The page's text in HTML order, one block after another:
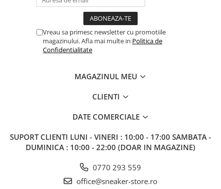
Vreau sa primesc newsletter cu promotiile
magazinului. Afla mai multe in Politica de
Confidentialitate
MAGAZINUL MEU
CLIENTI
DATE COMERCIALE
SUPORT CLIENTI LUNI - VINERI : 10:00 - 17:00 SAMBATA -
DUMINICA : 10:00 - 22:00 (DOAR IN MAGAZINE)
0770 293 559
office@sneaker-store.ro